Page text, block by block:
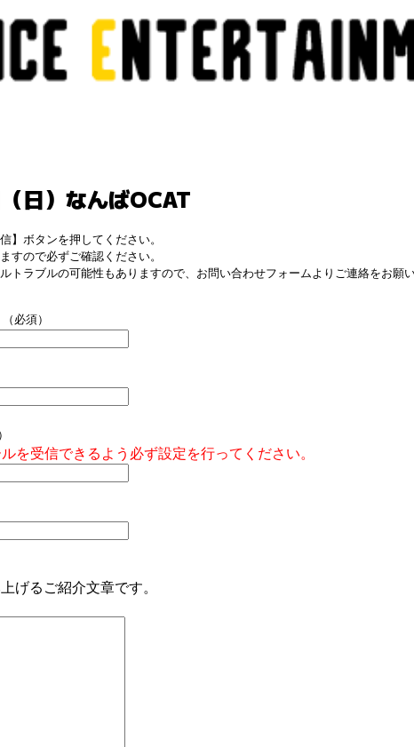
日）なんばOCAT
】ボタンを押してください。
すので必ずご確認ください。
トラブルの可能性もありますので、お問い合わせフォームよりご連絡をお願い
（必須）
ルを受信できるよう必ず設定を行ってください。
げるご紹介文章です。